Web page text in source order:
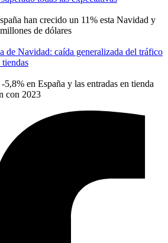
han crecido un 11% esta Navidad y
de dólares
de Navidad: caída generalizada del tráfico
en España y las entradas en tienda
con 2023